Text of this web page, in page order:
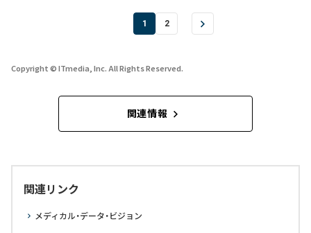
1 2
Copyright © ITmedia, Inc. All Rights Reserved.
関連情報
関連リンク
メディカル・データ・ビジョン